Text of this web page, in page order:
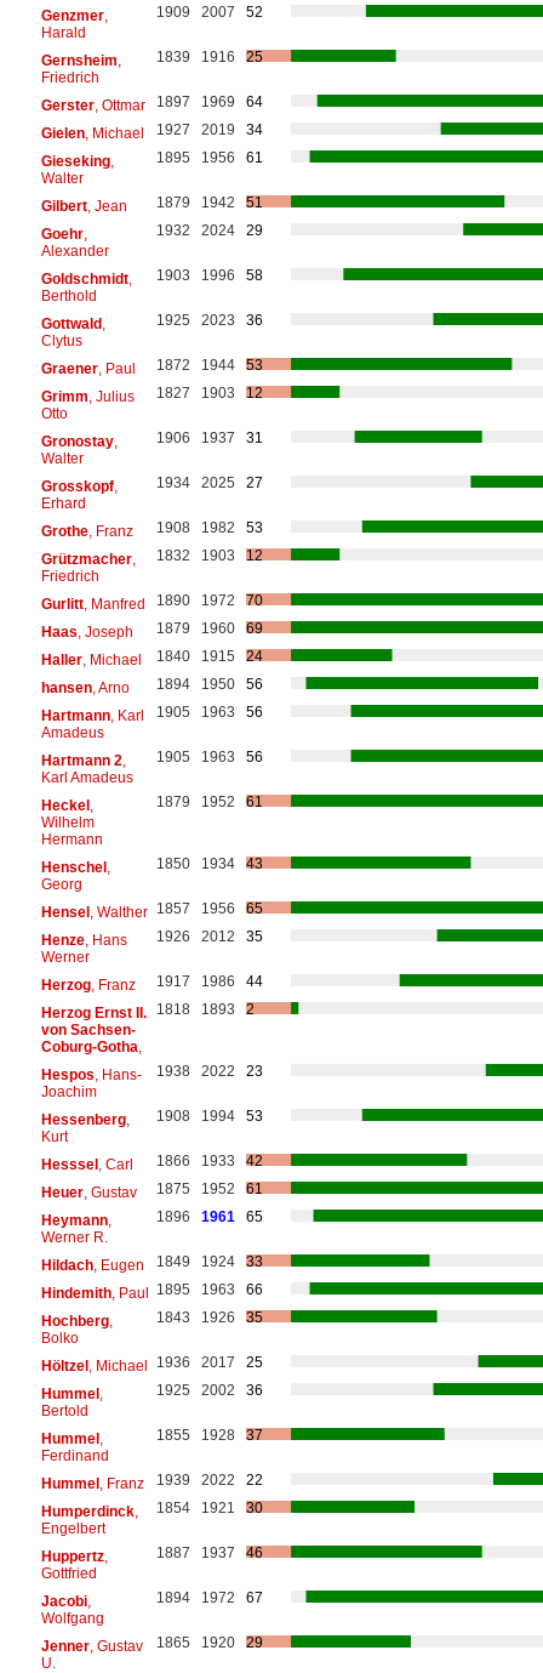
Genzmer,
Harald
1909 2007 52
Gernsheim
Friedrich
1839 1916 25
Gerster, Ottmar 1897 1969
64
Gielen, Michael 1927 2019
34
Gieseking,
Walter
1895 1956 61
Gilbert, Jean 1879 1942
51
Goehr,
Alexander
1932 2024 29
Goldschmidt,
Berthold
1903 1996 58
Gottwald,
Clytus
1925 2023 36
Graener, Paul 1872 1944
53
Grimm , Julius
Otto
1827 1903 12
Gronostay,
Walter
1906 1937 31
Grosskopf,
Erhard
1934 2025 27
Grothe, Franz 1908 1982
53
Grützmacher,
Friedrich
1832 1903 12
Gurlitt, Manfred 1890 1972
70
Haas , Joseph 1879 1960
69
Haller, Michael 1840 1915
24
hansen, Arno 1894 1950
56
Hartmann, Karl
Amadeus
1905 1963 56
Hartmann 2
Karl Amadeus
1905 1963 56
Heckel,
Wilhelm
Hermann
1879 1952 61
Henschel,
Georg
1850 1934 43
Hensel, Walther 1857 1956
65
Henze, Hans
Werner
1926 2012 35
Herzog, Franz 1917 1986
44
Herzog Ernst II.
von Sachsen-
Coburg-Gotha
1818 1893 2
Hespos , Hans-
Joachim
1938 2022 23
Hessenberg,
Kurt
1908 1994 53
Hesssel, Carl 1866 1933
42
Heuer, Gustav 1875 1952
61
Heymann,
Werner R.
1896 1961 65
Hildach, Eugen 1849 1924
33
Hindemith, Paul 1895 1963
66
Hochberg,
Bolko
1843 1926 35
Höltzel, Michael 1936 2017
25
Hummel,
Bertold
1925 2002 36
Hummel,
Ferdinand
1855 1928 37
Hummel, Franz 1939 2022
22
Humperdinck,
Engelbert
1854 1921 30
Huppertz,
Gottfried
1887 1937 46
Jacobi,
Wolfgang
1894 1972 67
Jenner, Gustav
U.
1865 1920 29